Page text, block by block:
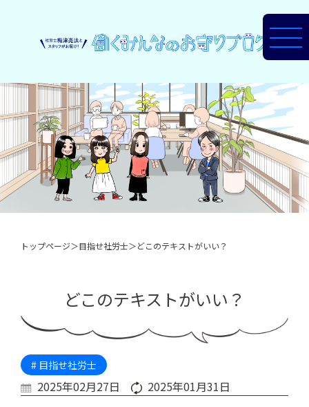
トップページ＞目指せ社労士＞どこのテキストがいい？
どこのテキストがいい？
# 目指せ社労士
2025年02月27日 2025年01月31日